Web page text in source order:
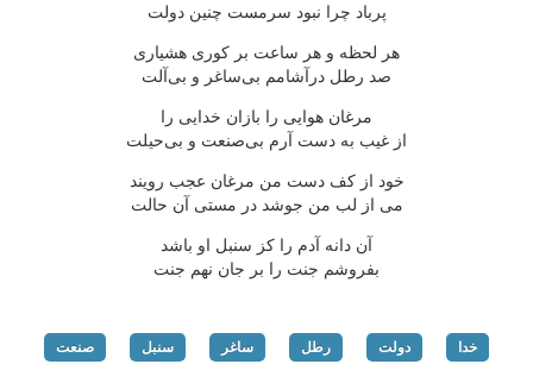
پرباد چرا نبود سرمست چنین دولت
هر لحظه و هر ساعت بر كوری هشیاری
صد رطل درآشامم بی‌ساغر و بی‌آلت
مرغان هوایی را بازان خدایی را
از غیب به دست آرم بی‌صنعت و بی‌حیلت
خود از كف دست من مرغان عجب رویند
می از لب من جوشد در مستی آن حالت
آن دانه آدم را كز سنبل او باشد
بفروشم جنت را بر جان نهم جنت
خدا دولت رطل ساغر سنبل صنعت